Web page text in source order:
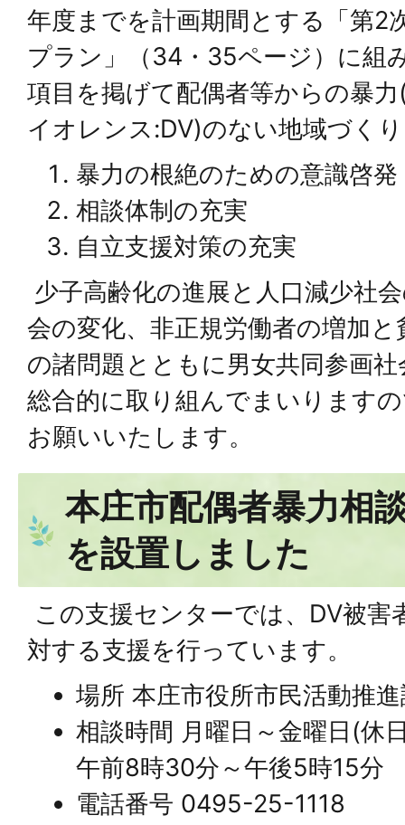
年度までを計画期間とする「第2
プラン」（34・35ページ）に組
項目を掲げて配偶者等からの暴
イオレンス:DV)のない地域づく
暴力の根絶のための意識啓発
相談体制の充実
自立支援対策の充実
少子高齢化の進展と人口減少社
会の変化、非正規労働者の増加
の諸問題とともに男女共同参画
総合的に取り組んでまいります
お願いいたします。
本庄市配偶者暴力相
を設置しました
この支援センターでは、DV被害
対する支援を行っています。
場所 本庄市役所市民活動推
相談時間 月曜日～金曜日(休
午前8時30分～午後5時15分
電話番号 0495-25-1118